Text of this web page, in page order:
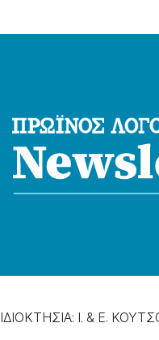
ΙΔΙΟΚΤΗΣΙΑ: Ι. & Ε.